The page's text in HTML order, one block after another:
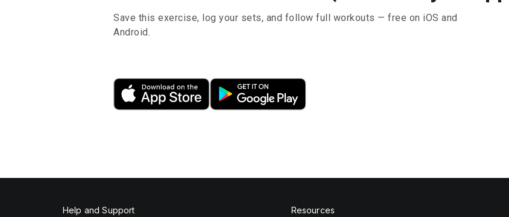
Save this exercise, log your sets, and follow full workouts — free on iOS and
Android.
Help and Support Resources